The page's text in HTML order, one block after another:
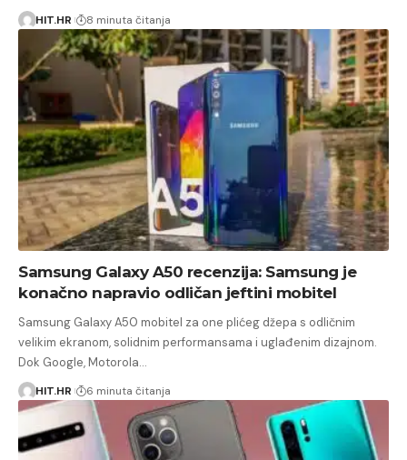
HIT.HR 8 minuta čitanja
Samsung Galaxy A50 recenzija: Samsung je
konačno napravio odličan jeftini mobitel
Samsung Galaxy A50 mobitel za one plićeg džepa s odličnim
velikim ekranom, solidnim performansama i uglađenim dizajnom.
Dok Google, Motorola…
HIT.HR 6 minuta čitanja